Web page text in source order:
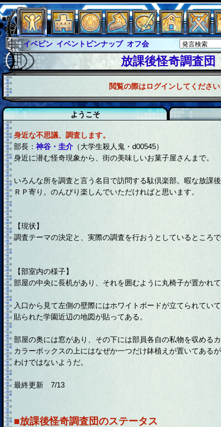
イベピン イベントピンナップ オフ会
グラシャ
グラシャ・ラボラス
グローバルジャスティス サイキックハーツ
サイキックハーツ大戦
シュラウド ソロモン
ファイナル アブソーバー
放課後怪奇調査団
閲覧の際はログインしてくださ
ようこそ
身近な不思議、調査します。
部長：神谷・圭介（大学生殺人鬼・d00545）
身近に潜む怪奇現象から、街の美味しいお菓子屋さんまで。
いろんな所を調査と言う名目で訪問する駄倶楽部。暇な放
ＲＰ寄り。のんびり楽しんでいただければと思います。
【現状】
調査テーマの決定と、実際の調査を行おうとしているところ
【部室内の様子】
部屋の中央に長机があり、それを囲むように丸椅子が置かれ
入口から見て左側の壁際にはホワイトボードが立てられてい
貼られた学園近辺の地図が貼ってある。
部屋の奥には窓があり、その下には部員各自の私物を収める
カラーボックスの上にはなぜか一つだけ鉢植えが置いてある
わけではないようだ。
最終更新 7/13
■放課後怪奇調査団のステータス